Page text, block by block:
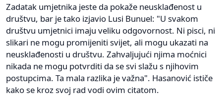
Zadatak umjetnika jeste da pokaže neusklađenost u
društvu, bar je tako izjavio Lusi Bunuel: "U svakom
društvu umjetnici imaju veliku odgovornost. Ni pisci, ni
slikari ne mogu promijeniti svijet, ali mogu ukazati na
neusklađenosti u društvu. Zahvaljujući njima moćnici
nikada ne mogu potvrditi da se svi slažu s njihovim
postupcima. Ta mala razlika je važna". Hasanović ističe
kako se kroz svoj rad vodi ovim citatom.